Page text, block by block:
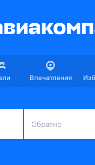
Впечатления
Обратно